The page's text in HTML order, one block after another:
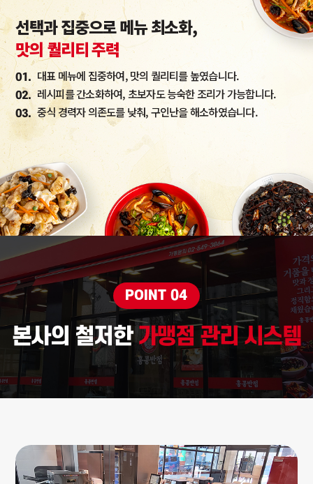
선택과 집중으로 메뉴 최소화,
맛의 퀄리티 주력
01. 대표 메뉴에 집중하여, 맛의 퀄리티를 높였습니다.
02. 레시피를 간소화하여, 초보자도 능숙한 조리가 가능합니다.
03. 중식 경력자 의존도를 낮춰, 구인난을 해소하였습니다.
POINT 04
본사의 철저한가맹점 관리 시스템